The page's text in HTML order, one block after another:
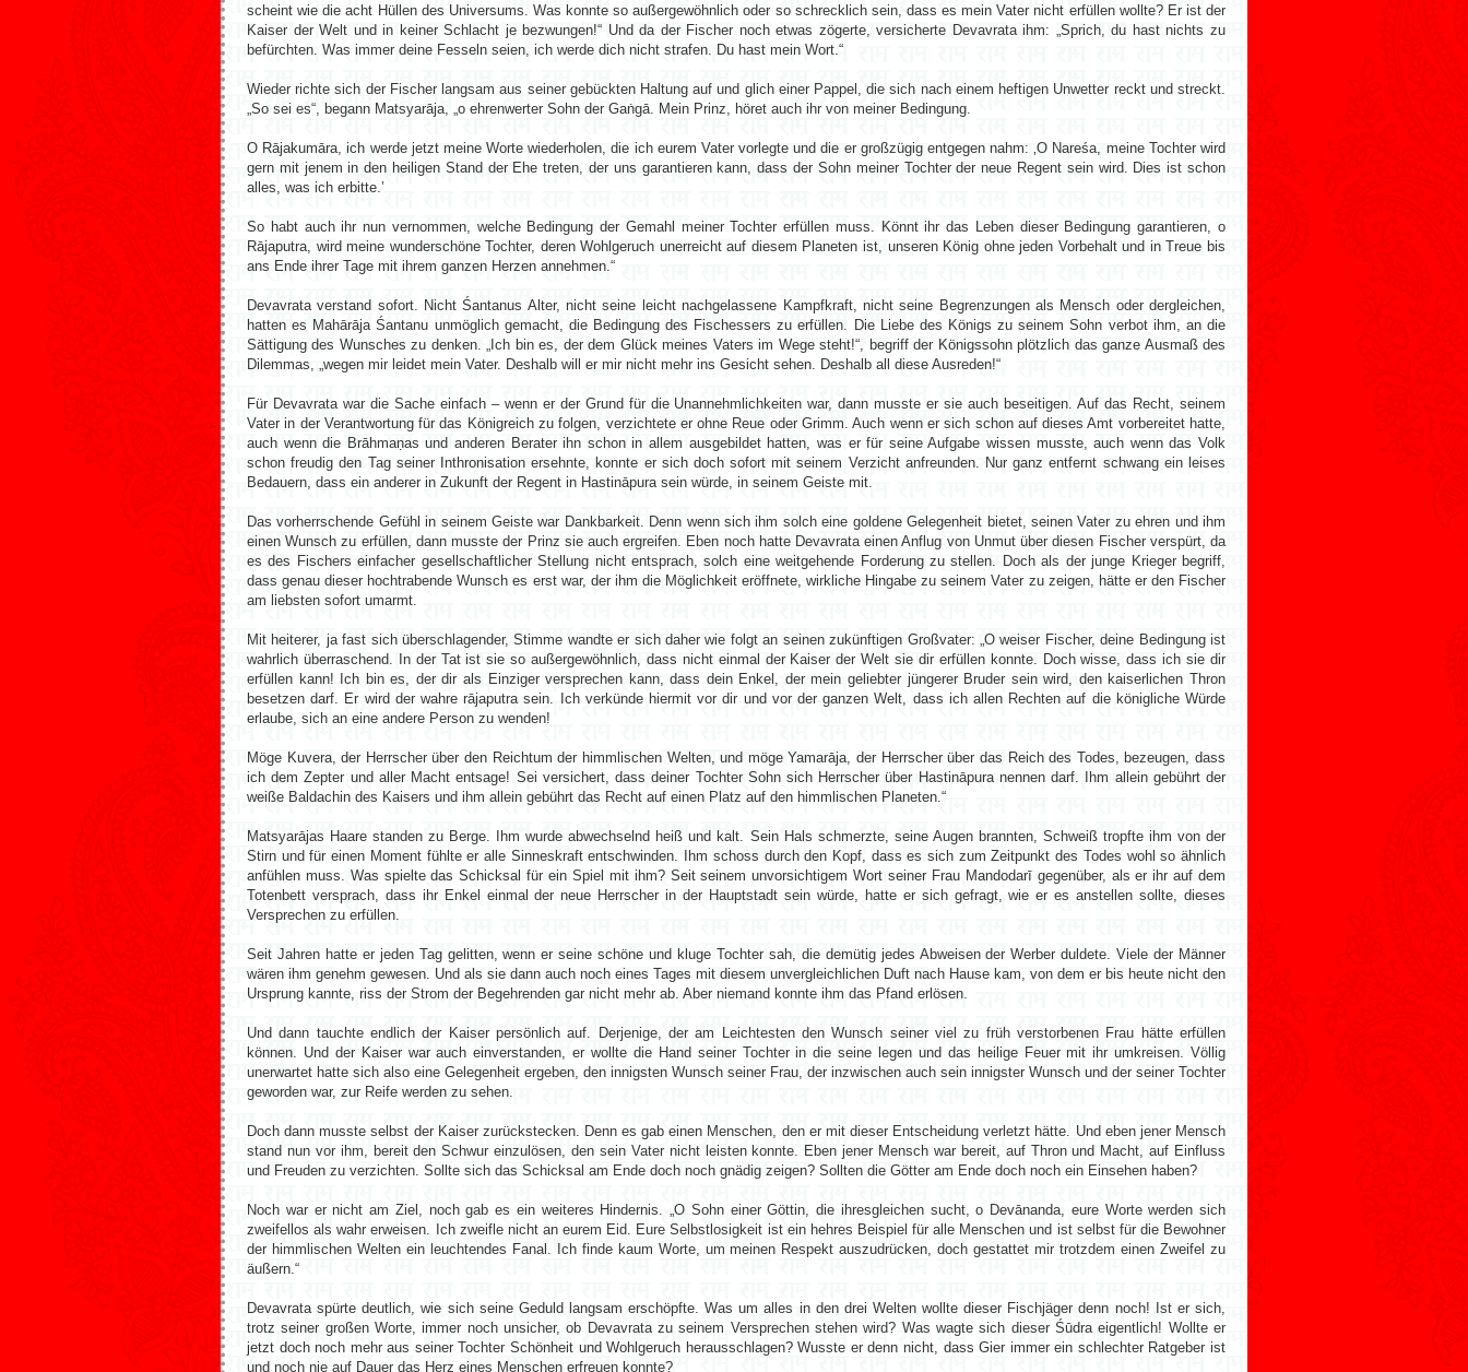
scheint wie die acht Hüllen des Universums. Was konnte so außergewöhnlich oder so schrecklich sein, dass es mein Vater nicht erfüllen wollte? Er ist der
Kaiser der Welt und in keiner Schlacht je bezwungen!“ Und da der Fischer noch etwas zögerte, versicherte Devavrata ihm: „Sprich, du hast nichts zu
befürchten. Was immer deine Fesseln seien, ich werde dich nicht strafen. Du hast mein Wort.“
Wieder richte sich der Fischer langsam aus seiner gebückten Haltung auf und glich einer Pappel, die sich nach einem heftigen Unwetter reckt und streckt.
„So sei es“, begann Matsyarāja, „o ehrenwerter Sohn der Gaṅgā. Mein Prinz, höret auch ihr von meiner Bedingung.
O Rājakumāra, ich werde jetzt meine Worte wiederholen, die ich eurem Vater vorlegte und die er großzügig entgegen nahm: ‚O Nareśa, meine Tochter wird
gern mit jenem in den heiligen Stand der Ehe treten, der uns garantieren kann, dass der Sohn meiner Tochter der neue Regent sein wird. Dies ist schon
alles, was ich erbitte.’
So habt auch ihr nun vernommen, welche Bedingung der Gemahl meiner Tochter erfüllen muss. Könnt ihr das Leben dieser Bedingung garantieren, o
Rājaputra, wird meine wunderschöne Tochter, deren Wohlgeruch unerreicht auf diesem Planeten ist, unseren König ohne jeden Vorbehalt und in Treue bis
ans Ende ihrer Tage mit ihrem ganzen Herzen annehmen.“
Devavrata verstand sofort. Nicht Śantanus Alter, nicht seine leicht nachgelassene Kampfkraft, nicht seine Begrenzungen als Mensch oder dergleichen,
hatten es Mahārāja Śantanu unmöglich gemacht, die Bedingung des Fischessers zu erfüllen. Die Liebe des Königs zu seinem Sohn verbot ihm, an die
Sättigung des Wunsches zu denken. „Ich bin es, der dem Glück meines Vaters im Wege steht!“, begriff der Königssohn plötzlich das ganze Ausmaß des
Dilemmas, „wegen mir leidet mein Vater. Deshalb will er mir nicht mehr ins Gesicht sehen. Deshalb all diese Ausreden!“
Für Devavrata war die Sache einfach – wenn er der Grund für die Unannehmlichkeiten war, dann musste er sie auch beseitigen. Auf das Recht, seinem
Vater in der Verantwortung für das Königreich zu folgen, verzichtete er ohne Reue oder Grimm. Auch wenn er sich schon auf dieses Amt vorbereitet hatte,
auch wenn die Brāhmaṇas und anderen Berater ihn schon in allem ausgebildet hatten, was er für seine Aufgabe wissen musste, auch wenn das Volk
schon freudig den Tag seiner Inthronisation ersehnte, konnte er sich doch sofort mit seinem Verzicht anfreunden. Nur ganz entfernt schwang ein leises
Bedauern, dass ein anderer in Zukunft der Regent in Hastināpura sein würde, in seinem Geiste mit.
Das vorherrschende Gefühl in seinem Geiste war Dankbarkeit. Denn wenn sich ihm solch eine goldene Gelegenheit bietet, seinen Vater zu ehren und ihm
einen Wunsch zu erfüllen, dann musste der Prinz sie auch ergreifen. Eben noch hatte Devavrata einen Anflug von Unmut über diesen Fischer verspürt, da
es des Fischers einfacher gesellschaftlicher Stellung nicht entsprach, solch eine weitgehende Forderung zu stellen. Doch als der junge Krieger begriff,
dass genau dieser hochtrabende Wunsch es erst war, der ihm die Möglichkeit eröffnete, wirkliche Hingabe zu seinem Vater zu zeigen, hätte er den Fischer
am liebsten sofort umarmt.
Mit heiterer, ja fast sich überschlagender, Stimme wandte er sich daher wie folgt an seinen zukünftigen Großvater: „O weiser Fischer, deine Bedingung ist
wahrlich überraschend. In der Tat ist sie so außergewöhnlich, dass nicht einmal der Kaiser der Welt sie dir erfüllen konnte. Doch wisse, dass ich sie dir
erfüllen kann! Ich bin es, der dir als Einziger versprechen kann, dass dein Enkel, der mein geliebter jüngerer Bruder sein wird, den kaiserlichen Thron
besetzen darf. Er wird der wahre rājaputra sein. Ich verkünde hiermit vor dir und vor der ganzen Welt, dass ich allen Rechten auf die königliche Würde
erlaube, sich an eine andere Person zu wenden!
Möge Kuvera, der Herrscher über den Reichtum der himmlischen Welten, und möge Yamarāja, der Herrscher über das Reich des Todes, bezeugen, dass
ich dem Zepter und aller Macht entsage! Sei versichert, dass deiner Tochter Sohn sich Herrscher über Hastināpura nennen darf. Ihm allein gebührt der
weiße Baldachin des Kaisers und ihm allein gebührt das Recht auf einen Platz auf den himmlischen Planeten.“
Matsyarājas Haare standen zu Berge. Ihm wurde abwechselnd heiß und kalt. Sein Hals schmerzte, seine Augen brannten, Schweiß tropfte ihm von der
Stirn und für einen Moment fühlte er alle Sinneskraft entschwinden. Ihm schoss durch den Kopf, dass es sich zum Zeitpunkt des Todes wohl so ähnlich
anfühlen muss. Was spielte das Schicksal für ein Spiel mit ihm? Seit seinem unvorsichtigem Wort seiner Frau Mandodarī gegenüber, als er ihr auf dem
Totenbett versprach, dass ihr Enkel einmal der neue Herrscher in der Hauptstadt sein würde, hatte er sich gefragt, wie er es anstellen sollte, dieses
Versprechen zu erfüllen.
Seit Jahren hatte er jeden Tag gelitten, wenn er seine schöne und kluge Tochter sah, die demütig jedes Abweisen der Werber duldete. Viele der Männer
wären ihm genehm gewesen. Und als sie dann auch noch eines Tages mit diesem unvergleichlichen Duft nach Hause kam, von dem er bis heute nicht den
Ursprung kannte, riss der Strom der Begehrenden gar nicht mehr ab. Aber niemand konnte ihm das Pfand erlösen.
Und dann tauchte endlich der Kaiser persönlich auf. Derjenige, der am Leichtesten den Wunsch seiner viel zu früh verstorbenen Frau hätte erfüllen
können. Und der Kaiser war auch einverstanden, er wollte die Hand seiner Tochter in die seine legen und das heilige Feuer mit ihr umkreisen. Völlig
unerwartet hatte sich also eine Gelegenheit ergeben, den innigsten Wunsch seiner Frau, der inzwischen auch sein innigster Wunsch und der seiner Tochter
geworden war, zur Reife werden zu sehen.
Doch dann musste selbst der Kaiser zurückstecken. Denn es gab einen Menschen, den er mit dieser Entscheidung verletzt hätte. Und eben jener Mensch
stand nun vor ihm, bereit den Schwur einzulösen, den sein Vater nicht leisten konnte. Eben jener Mensch war bereit, auf Thron und Macht, auf Einfluss
und Freuden zu verzichten. Sollte sich das Schicksal am Ende doch noch gnädig zeigen? Sollten die Götter am Ende doch noch ein Einsehen haben?
Noch war er nicht am Ziel, noch gab es ein weiteres Hindernis. „O Sohn einer Göttin, die ihresgleichen sucht, o Devānanda, eure Worte werden sich
zweifellos als wahr erweisen. Ich zweifle nicht an eurem Eid. Eure Selbstlosigkeit ist ein hehres Beispiel für alle Menschen und ist selbst für die Bewohner
der himmlischen Welten ein leuchtendes Fanal. Ich finde kaum Worte, um meinen Respekt auszudrücken, doch gestattet mir trotzdem einen Zweifel zu
äußern.“
Devavrata spürte deutlich, wie sich seine Geduld langsam erschöpfte. Was um alles in den drei Welten wollte dieser Fischjäger denn noch! Ist er sich,
trotz seiner großen Worte, immer noch unsicher, ob Devavrata zu seinem Versprechen stehen wird? Was wagte sich dieser Śūdra eigentlich! Wollte er
jetzt doch noch mehr aus seiner Tochter Schönheit und Wohlgeruch herausschlagen? Wusste er denn nicht, dass Gier immer ein schlechter Ratgeber ist
und noch nie auf Dauer das Herz eines Menschen erfreuen konnte?